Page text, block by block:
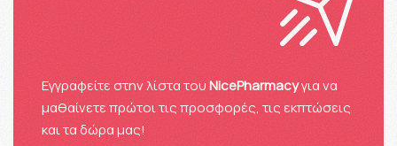
Eγγραφείτε στην λίστα τουNicePharmacyγια να
μαθαίνετε πρώτοι τις προσφορές, τις εκπτώσεις
και τα δώρα μας!